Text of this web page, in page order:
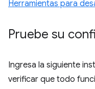
Herramientas para
Pruebe su
Ingresa la siguiente
verificar que todo